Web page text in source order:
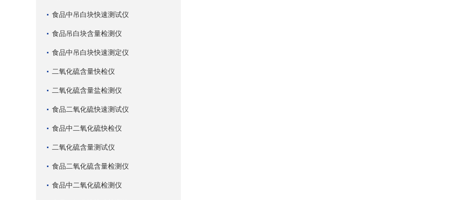
食品中吊白块快速测试仪
食品吊白块含量检测仪
食品中吊白块快速测定仪
二氧化硫含量快检仪
二氧化硫含量盐检测仪
食品二氧化硫快速测试仪
食品中二氧化硫快检仪
二氧化硫含量测试仪
食品二氧化硫含量检测仪
食品中二氧化硫检测仪